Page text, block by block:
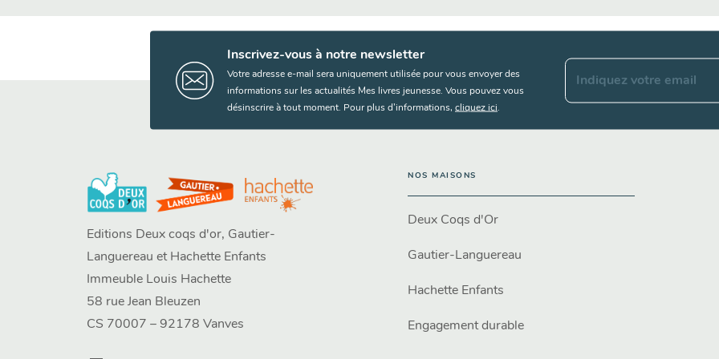
Inscrivez-vous à notre newsletter
Votre adresse e-mail sera uniquement utilisée pour vous envoyer des
informations sur les actualités Mes livres jeunesse. Vous pouvez vous
désinscrire à tout moment. Pour plus d’informations, cliquez ici.
Indiquez votre email
Editions Deux coqs d'or, Gautier-
Languereau et Hachette Enfants
Immeuble Louis Hachette
58 rue Jean Bleuzen
CS 70007 – 92178 Vanves
NOS MAISONS
Deux Coqs d'Or
Gautier-Languereau
Hachette Enfants
Engagement durable